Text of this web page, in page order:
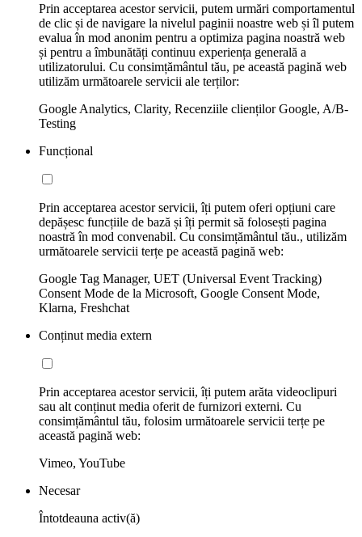
Prin acceptarea acestor servicii, putem urmări comportamentul
de clic și de navigare la nivelul paginii noastre web și îl putem
evalua în mod anonim pentru a optimiza pagina noastră web
și pentru a îmbunătăți continuu experiența generală a
utilizatorului. Cu consimțământul tău, pe această pagină web
utilizăm următoarele servicii ale terților:
Google Analytics, Clarity, Recenziile clienților Google, A/B-
Testing
Funcțional
Prin acceptarea acestor servicii, îți putem oferi opțiuni care
depășesc funcțiile de bază și îți permit să folosești pagina
noastră în mod convenabil. Cu consimțământul tău., utilizăm
următoarele servicii terțe pe această pagină web:
Google Tag Manager, UET (Universal Event Tracking)
Consent Mode de la Microsoft, Google Consent Mode,
Klarna, Freshchat
Conținut media extern
Prin acceptarea acestor servicii, îți putem arăta videoclipuri
sau alt conținut media oferit de furnizori externi. Cu
consimțământul tău, folosim următoarele servicii terțe pe
această pagină web:
Vimeo, YouTube
Necesar
Întotdeauna activ(ă)